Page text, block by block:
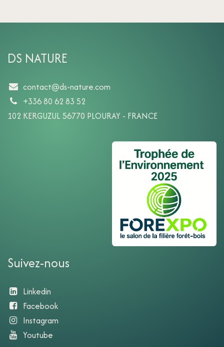
DS NATURE
contact@ds-nature.com
+336 80 62 83 52
102 KERGUZUL 56770 PLOURAY - FRANCE
Suivez-nous
Linkedin
Facebook
Instagram
Youtube​